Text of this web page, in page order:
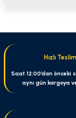
Görüş ve önerileriniz
Ürün resmi
Ürün
Ürün fiyatı diğer
Hızlı
Saat 12:00’dan önceki
aynı gün kargoya